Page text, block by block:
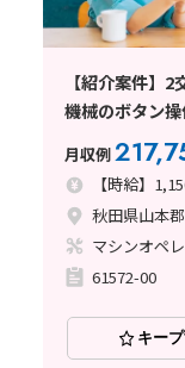
【紹介案件】
機械のボタン
月収例
【時給】
秋田県山本
マシンオペ
61572-00
キー